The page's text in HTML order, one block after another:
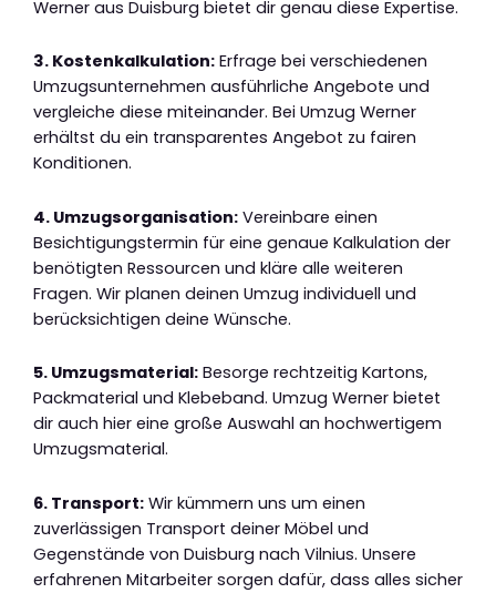
Werner aus Duisburg bietet dir genau diese Expertise.
3. Kostenkalkulation: Erfrage bei verschiedenen
Umzugsunternehmen ausführliche Angebote und
vergleiche diese miteinander. Bei Umzug Werner
erhältst du ein transparentes Angebot zu fairen
Konditionen.
4. Umzugsorganisation: Vereinbare einen
Besichtigungstermin für eine genaue Kalkulation der
benötigten Ressourcen und kläre alle weiteren
Fragen. Wir planen deinen Umzug individuell und
berücksichtigen deine Wünsche.
5. Umzugsmaterial: Besorge rechtzeitig Kartons,
Packmaterial und Klebeband. Umzug Werner bietet
dir auch hier eine große Auswahl an hochwertigem
Umzugsmaterial.
6. Transport: Wir kümmern uns um einen
zuverlässigen Transport deiner Möbel und
Gegenstände von Duisburg nach Vilnius. Unsere
erfahrenen Mitarbeiter sorgen dafür, dass alles sicher